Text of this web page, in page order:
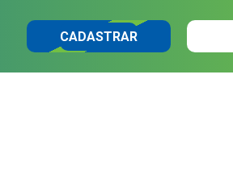
CADASTRAR